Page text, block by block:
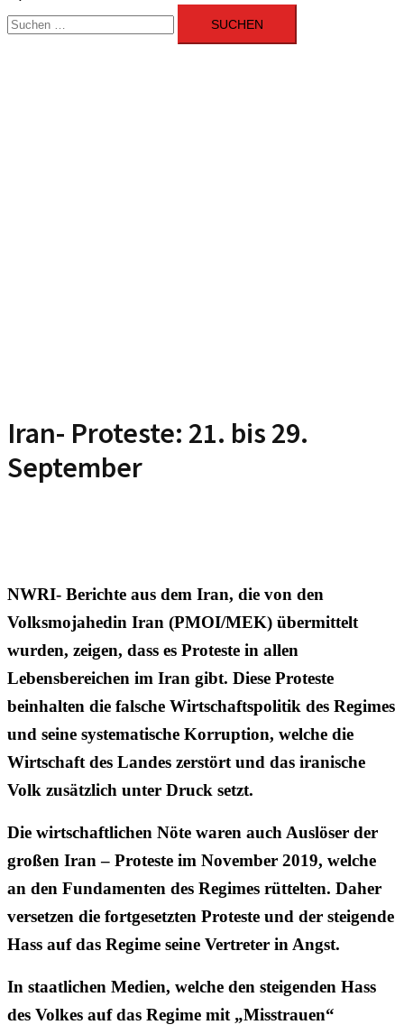
umschalten
Suchen
nach:
Iran- Proteste: 21. bis 29.
September
NWRI- Berichte aus dem Iran, die von den
Volksmojahedin Iran (PMOI/MEK) übermittelt
wurden, zeigen, dass es Proteste in allen
Lebensbereichen im Iran gibt. Diese Proteste
beinhalten die falsche Wirtschaftspolitik des Regimes
und seine systematische Korruption, welche die
Wirtschaft des Landes zerstört und das iranische
Volk zusätzlich unter Druck setzt.
Die wirtschaftlichen Nöte waren auch Auslöser der
großen Iran – Proteste im November 2019, welche
an den Fundamenten des Regimes rüttelten. Daher
versetzen die fortgesetzten Proteste und der steigende
Hass auf das Regime seine Vertreter in Angst.
In staatlichen Medien, welche den steigenden Hass
des Volkes auf das Regime mit „Misstrauen“